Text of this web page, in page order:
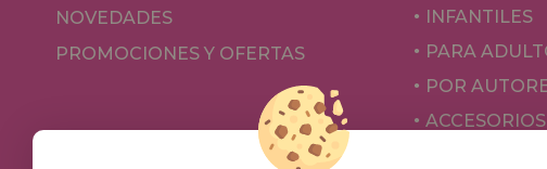
NOVEDADES
PROMOCIONES Y OFERTAS
INFANTILES
PARA
POR
ACCESORIOS
JUEGOS DE